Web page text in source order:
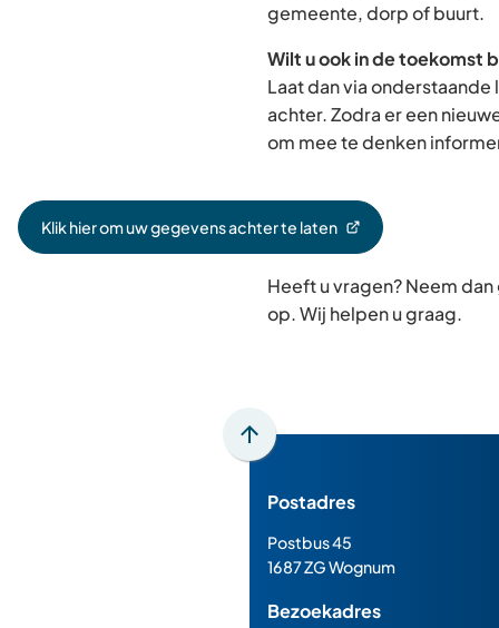
gemeente, dorp of buurt.
Wilt u ook in de toekomst
Laat dan via
achter. Zodra er een
om mee te denken
Klik hier om uw gegevens achter te laten
(Verwijst
Heeft u vragen? Neem
op. Wij helpen u graag.
Scroll
boven
het
van
Postadres
Postbus 45
1687 ZG Wognum
Bezoekadres